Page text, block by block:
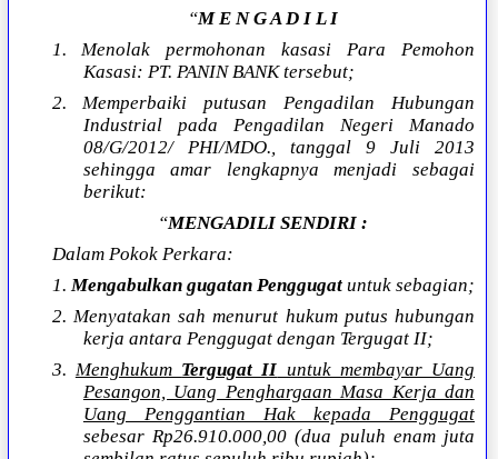
“M E N G A D I L I
1. Menolak permohonan kasasi Para Pemohon
Kasasi: PT. PANIN BANK tersebut;
2. Memperbaiki putusan Pengadilan Hubungan
Industrial pada Pengadilan Negeri Manado
08/G/2012/ PHI/MDO., tanggal 9 Juli 2013
sehingga amar lengkapnya menjadi sebagai
berikut:
“MENGADILI SENDIRI :
Dalam Pokok Perkara:
1.Mengabulkan gugatan Penggugatuntuk sebagian;
2. Menyatakan sah menurut hukum putus hubungan
kerja antara Penggugat dengan Tergugat II;
3. Menghukum Tergugat II untuk membayar Uang
Pesangon, Uang Penghargaan Masa Kerja dan
Uang Penggantian Hak kepada Penggugat
sebesar Rp26.910.000,00 (dua puluh enam juta